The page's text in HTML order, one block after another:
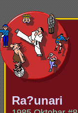
Ra?unari